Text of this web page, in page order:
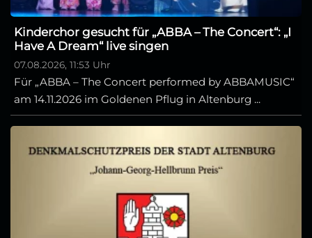
Kinderchor gesucht für „ABBA – The Concert“: „I
Have A Dream“ live singen
07.08.2026, 11:53 Uhr
Für „ABBA – The Concert performed by ABBAMUSIC“
am 14.11.2026 im Goldenen Pflug in Altenburg ...